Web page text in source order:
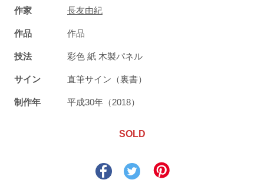
作家 長友由紀
作品 作品
技法 彩色 紙 木製パネル
サイン 直筆サイン（裏書）
制作年 平成30年（2018）
SOLD